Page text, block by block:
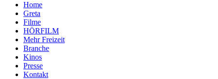
Home
Greta
Filme
HÖRFILM
Mehr Freizeit
Branche
Kinos
Presse
Kontakt